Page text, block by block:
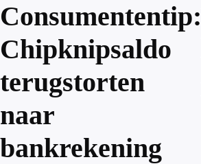
Consumententip:
Chipknipsaldo
terugstorten
naar
bankrekening